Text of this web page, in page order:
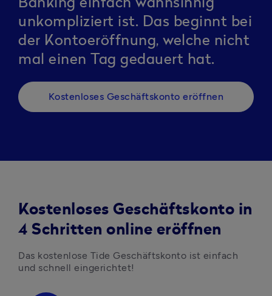
Banking einfach wahnsinnig
unkompliziert ist. Das beginnt bei
der Kontoeröffnung, welche nicht
mal einen Tag gedauert hat.
Kostenloses Geschäftskonto eröffnen
Kostenloses Geschäftskonto in
4 Schritten online eröffnen
Das kostenlose Tide Geschäftskonto ist einfach
und schnell eingerichtet!